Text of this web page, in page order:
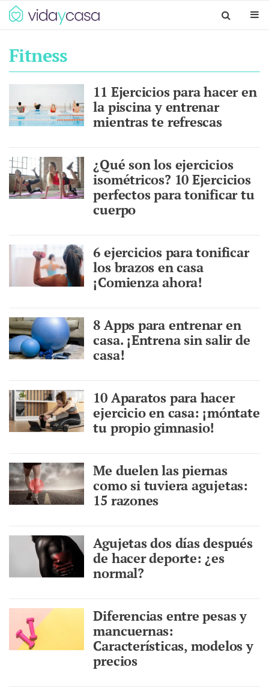
Fitness
11 Ejercicios para hacer en
la piscina y entrenar
mientras te refrescas
¿Qué son los ejercicios
isométricos? 10 Ejercicios
perfectos para tonificar tu
cuerpo
6 ejercicios para tonificar
los brazos en casa
¡Comienza ahora!
8 Apps para entrenar en
casa. ¡Entrena sin salir de
casa!
10 Aparatos para hacer
ejercicio en casa: ¡móntate
tu propio gimnasio!
Me duelen las piernas
como si tuviera agujetas:
15 razones
Agujetas dos días después
de hacer deporte: ¿es
normal?
Diferencias entre pesas y
mancuernas:
Características, modelos y
precios